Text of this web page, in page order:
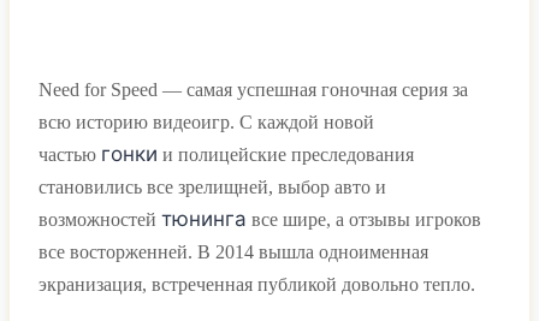
Need for Speed — самая успешная гоночная серия за
всю историю видеоигр. С каждой новой
частью гонки и полицейские преследования
становились все зрелищней, выбор авто и
возможностей тюнинга все шире, а отзывы игроков
все восторженней. В 2014 вышла одноименная
экранизация, встреченная публикой довольно тепло.